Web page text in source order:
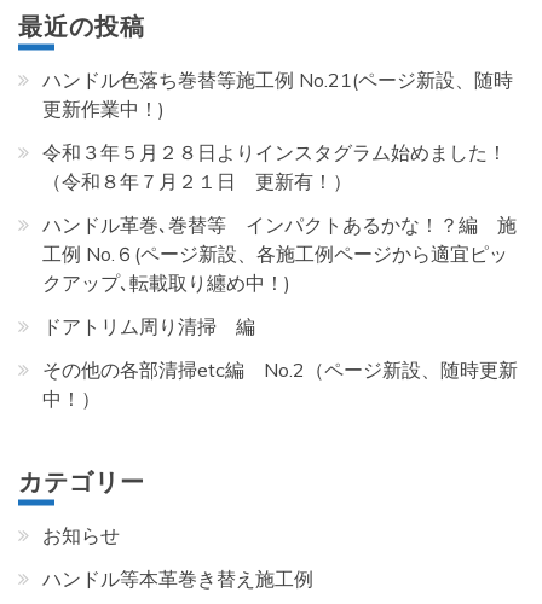
ペ
ー
ジ
送
り
最近の投稿
ハンドル色落ち巻替等施工例 No.21(ページ新設、随時
更新作業中！)
令和３年５月２８日よりインスタグラム始めました！
（令和８年７月２１日 更新有！）
ハンドル革巻､巻替等 インパクトあるかな！？編 施
工例 No.６(ページ新設、各施工例ページから適宜ピッ
クアップ､転載取り纏め中！)
ドアトリム周り清掃 編
その他の各部清掃etc編 No.2（ページ新設、随時更新
中！）
カテゴリー
お知らせ
ハンドル等本革巻き替え施工例